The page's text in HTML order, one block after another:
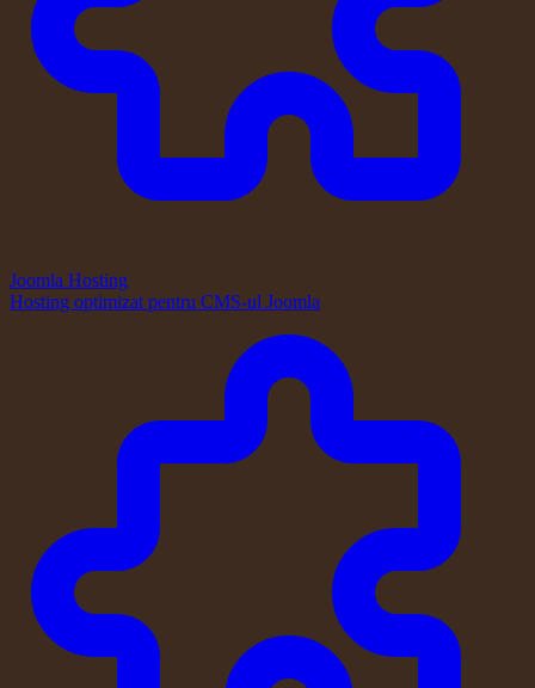
Joomla Hosting
Hosting optimizat pentru CMS-ul Joomla